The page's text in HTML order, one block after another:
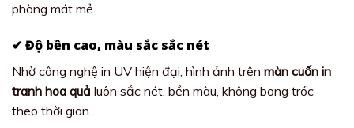
phòng mát mẻ.
✔ Độ bền cao, màu sắc sắc nét
Nhờ công nghệ in UV hiện đại, hình ảnh trên màn cuốn in
tranh hoa quả luôn sắc nét, bền màu, không bong tróc
theo thời gian.